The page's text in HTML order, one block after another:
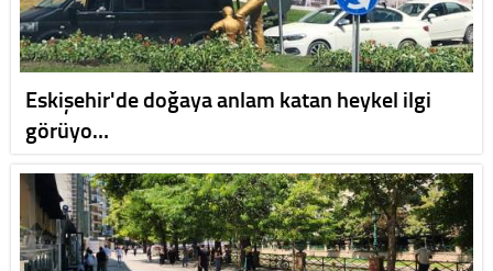
Eskişehir'de doğaya anlam katan heykel ilgi
görüyo…